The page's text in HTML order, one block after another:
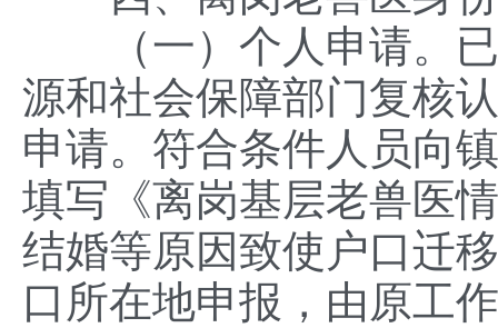
（一）个人申请。已
源和社会保障部门复核
申请。符合条件人员向
填写《离岗基层老兽医
结婚等原因致使户口迁
口所在地申报，由原工